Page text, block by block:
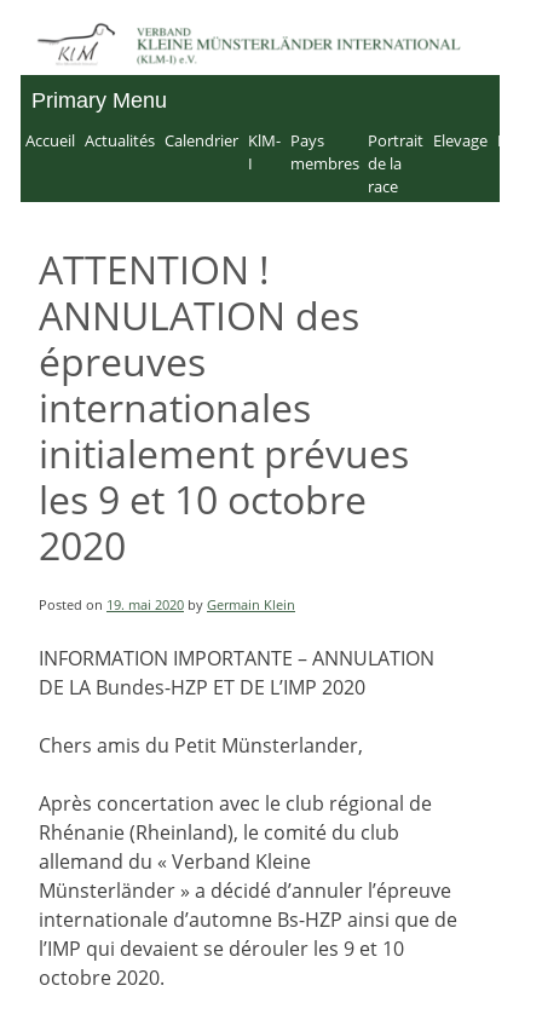
Skip
to
content
Verband für Kleine
International e.V.
Primary Menu
Accueil Actualités Calendrier KlM-
I
Pays
membres
Portrait
de la
race
Elevage IMP
ATTENTION !
ANNULATION des
épreuves
internationales
initialement prévues
les 9 et 10 octobre
2020
Posted on 19. mai 2020 by Germain Klein
INFORMATION IMPORTANTE – ANNULATION
DE LA Bundes-HZP ET DE L’IMP 2020
Chers amis du Petit Münsterlander,
Après concertation avec le club régional de
Rhénanie (Rheinland), le comité du club
allemand du « Verband Kleine
Münsterländer » a décidé d’annuler l’épreuve
internationale d’automne Bs-HZP ainsi que de
l’IMP qui devaient se dérouler les 9 et 10
octobre 2020.